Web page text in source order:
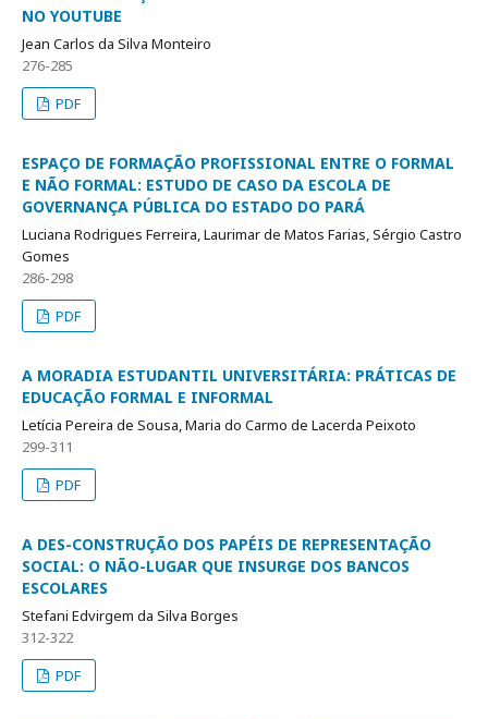
NO YOUTUBE
Jean Carlos da Silva Monteiro
276-285
PDF
ESPAÇO DE FORMAÇÃO PROFISSIONAL ENTRE O FORMAL
E NÃO FORMAL: ESTUDO DE CASO DA ESCOLA DE
GOVERNANÇA PÚBLICA DO ESTADO DO PARÁ
Luciana Rodrigues Ferreira, Laurimar de Matos Farias, Sérgio Castro
Gomes
286-298
PDF
A MORADIA ESTUDANTIL UNIVERSITÁRIA: PRÁTICAS DE
EDUCAÇÃO FORMAL E INFORMAL
Letícia Pereira de Sousa, Maria do Carmo de Lacerda Peixoto
299-311
PDF
A DES-CONSTRUÇÃO DOS PAPÉIS DE REPRESENTAÇÃO
SOCIAL: O NÃO-LUGAR QUE INSURGE DOS BANCOS
ESCOLARES
Stefani Edvirgem da Silva Borges
312-322
PDF